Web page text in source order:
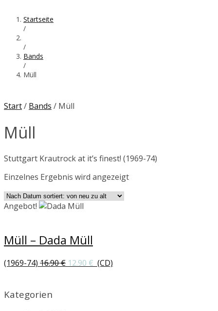
Startseite
/
/
Bands
/
Müll
Start/ Bands / Müll
Müll
Stuttgart Krautrock at it’s finest! (1969-74)
Einzelnes Ergebnis wird angezeigt
Angebot!
Müll – Dada Müll
(1969-74) 16.90€ Ursprünglicher
12.90 € Aktueller
(CD)
Kategorien